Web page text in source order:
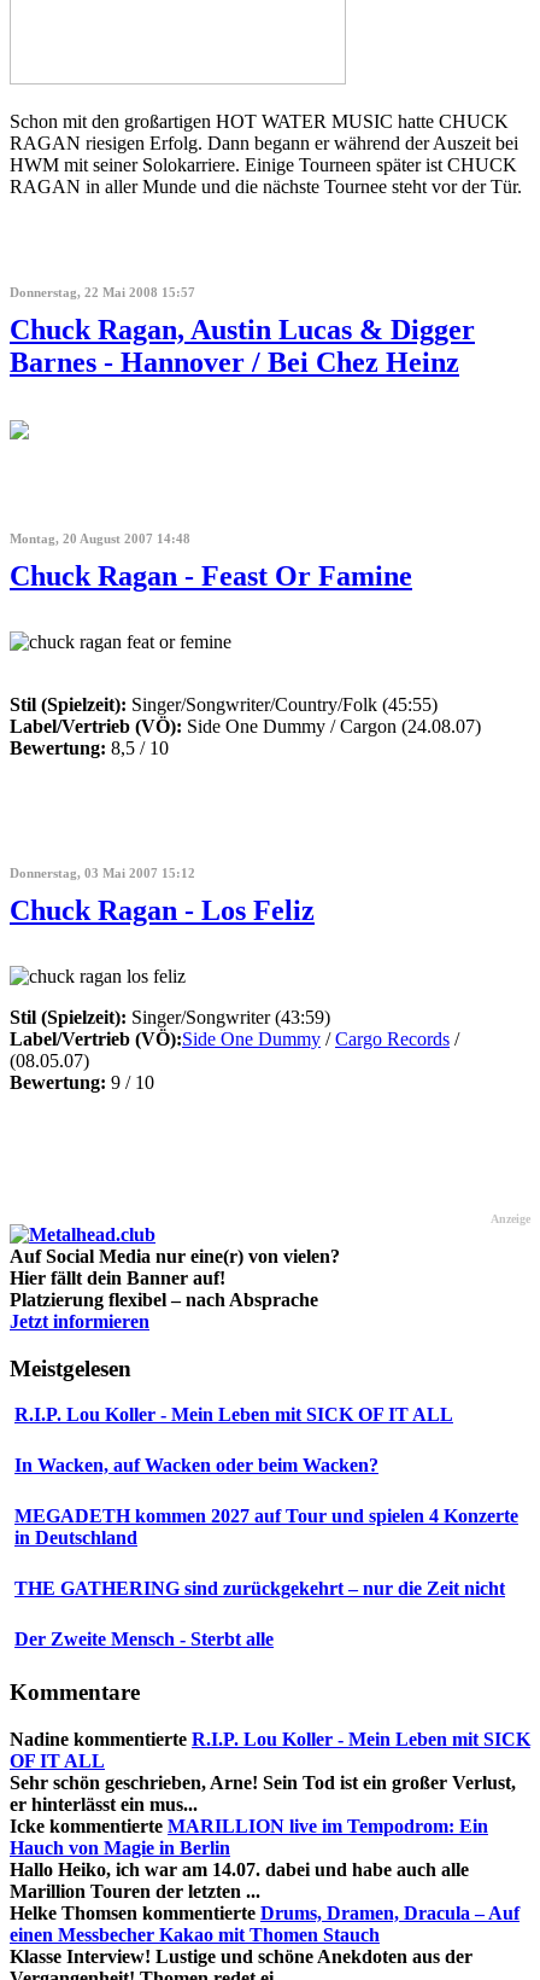
Schon mit den großartigen HOT WATER MUSIC hatte CHUCK
RAGAN riesigen Erfolg. Dann begann er während der Auszeit bei
HWM mit seiner Solokarriere. Einige Tourneen später ist CHUCK
RAGAN in aller Munde und die nächste Tournee steht vor der Tür.
Donnerstag, 22 Mai 2008 15:57
Chuck Ragan, Austin Lucas & Digger
Barnes - Hannover / Bei Chez Heinz
Montag, 20 August 2007 14:48
Chuck Ragan - Feast Or Famine
Stil (Spielzeit): Singer/Songwriter/Country/Folk (45:55)
Label/Vertrieb (VÖ): Side One Dummy / Cargon (24.08.07)
Bewertung: 8,5 / 10
Donnerstag, 03 Mai 2007 15:12
Chuck Ragan - Los Feliz
Stil (Spielzeit): Singer/Songwriter (43:59)
Label/Vertrieb (VÖ):Side One Dummy /Cargo Records /
(08.05.07)
Bewertung: 9 / 10
Anzeige
Auf Social Media nur eine(r) von vielen?
Hier fällt dein Banner auf!
Platzierung flexibel – nach Absprache
Jetzt informieren
Meistgelesen
R.I.P. Lou Koller - Mein Leben mit SICK OF IT ALL
In Wacken, auf Wacken oder beim Wacken?
MEGADETH kommen 2027 auf Tour und spielen 4 Konzerte
in Deutschland
THE GATHERING sind zurückgekehrt – nur die Zeit nicht
Der Zweite Mensch - Sterbt alle
Kommentare
Nadine kommentierte R.I.P. Lou Koller - Mein Leben mit SICK
OF IT ALL
Sehr schön geschrieben, Arne! Sein Tod ist ein großer Verlust,
er hinterlässt ein mus...
Icke kommentierte MARILLION live im Tempodrom: Ein
Hauch von Magie in Berlin
Hallo Heiko, ich war am 14.07. dabei und habe auch alle
Marillion Touren der letzten ...
Helke Thomsen kommentierte Drums, Dramen, Dracula – Auf
einen Messbecher Kakao mit Thomen Stauch
Klasse Interview! Lustige und schöne Anekdoten aus der